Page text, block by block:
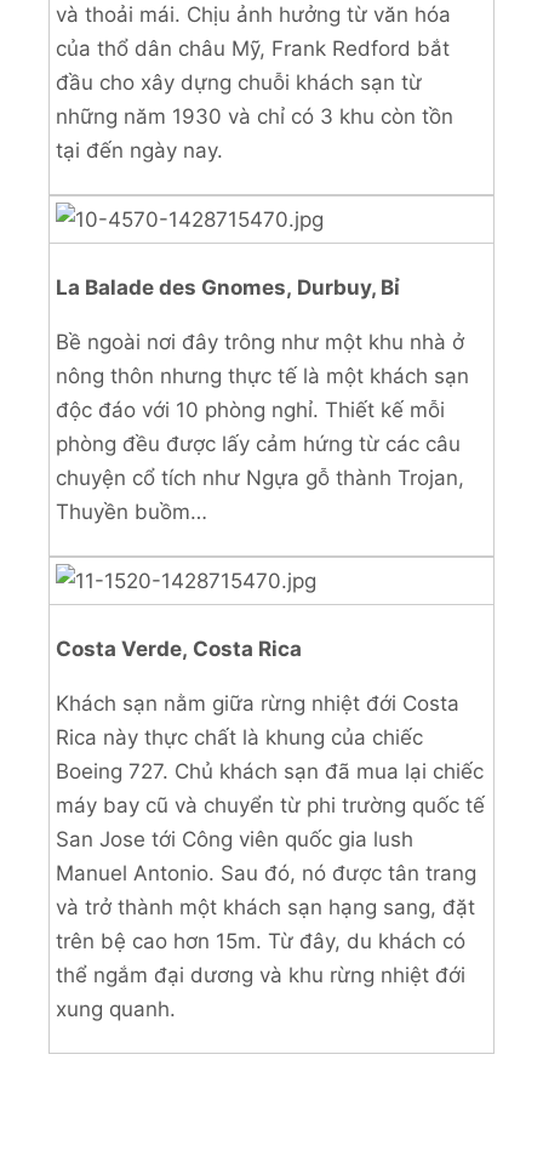
và thoải mái. Chịu ảnh hưởng từ văn hóa
của thổ dân châu Mỹ, Frank Redford bắt
đầu cho xây dựng chuỗi khách sạn từ
những năm 1930 và chỉ có 3 khu còn tồn
tại đến ngày nay.
La Balade des Gnomes, Durbuy, Bỉ
Bề ngoài nơi đây trông như một khu nhà ở
nông thôn nhưng thực tế là một khách sạn
độc đáo với 10 phòng nghỉ. Thiết kế mỗi
phòng đều được lấy cảm hứng từ các câu
chuyện cổ tích như Ngựa gỗ thành Trojan,
Thuyền buồm…
Costa Verde, Costa Rica
Khách sạn nằm giữa rừng nhiệt đới Costa
Rica này thực chất là khung của chiếc
Boeing 727. Chủ khách sạn đã mua lại chiếc
máy bay cũ và chuyển từ phi trường quốc tế
San Jose tới Công viên quốc gia lush
Manuel Antonio. Sau đó, nó được tân trang
và trở thành một khách sạn hạng sang, đặt
trên bệ cao hơn 15m. Từ đây, du khách có
thể ngắm đại dương và khu rừng nhiệt đới
xung quanh.